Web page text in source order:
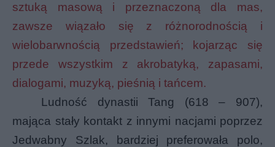
sztuką masową i przeznaczoną dla mas,
zawsze wiązało się z różnorodnością i
wielobarwnością przedstawień; kojarząc się
przede wszystkim z akrobatyką, zapasami,
dialogami, muzyką, pieśnią i tańcem.
Ludność dynastii Tang (618 – 907),
mająca stały kontakt z innymi nacjami poprzez
Jedwabny Szlak, bardziej preferowała polo,